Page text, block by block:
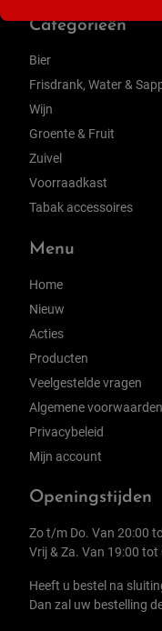
Categorieën
Bier
Frisdrank, Water &
Wijn
Groente & Fruit
Zuivel
Voorraadkast
Tabak accessoires
Menu
Home
Nieuw
Acties
Producten
Veelgestelde vragen
Algemene voorwaarden
Privacybeleid
Mijn account
Openingstijden
Zo t/m Do. Van 20:00
Vrij & Za. Van 19:00 tot
Heeft u bestel na
Dan zal uw bestelling